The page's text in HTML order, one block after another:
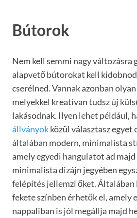
Bútorok
Nem kell semmi nagy változásra
alapvető bútorokat kell
cserélned. Vannak azonban
melyekkel kreatívan tudsz új
lakásodnak. Ilyen lehet például,
állványokközül választasz egyet
általában modern, minimalista
amely egyedi hangulatot ad
minimalista dizájn jegyében
felépítés jellemzi őket. Általában
fekete színben érhetők el, amely
nappaliban is jól megállja majd